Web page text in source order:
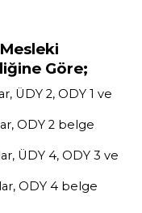
Göre;
ÜDY 2, ODY 1 ve
ODY 2 belge
ÜDY 4, ODY 3 ve
ODY 4 belge